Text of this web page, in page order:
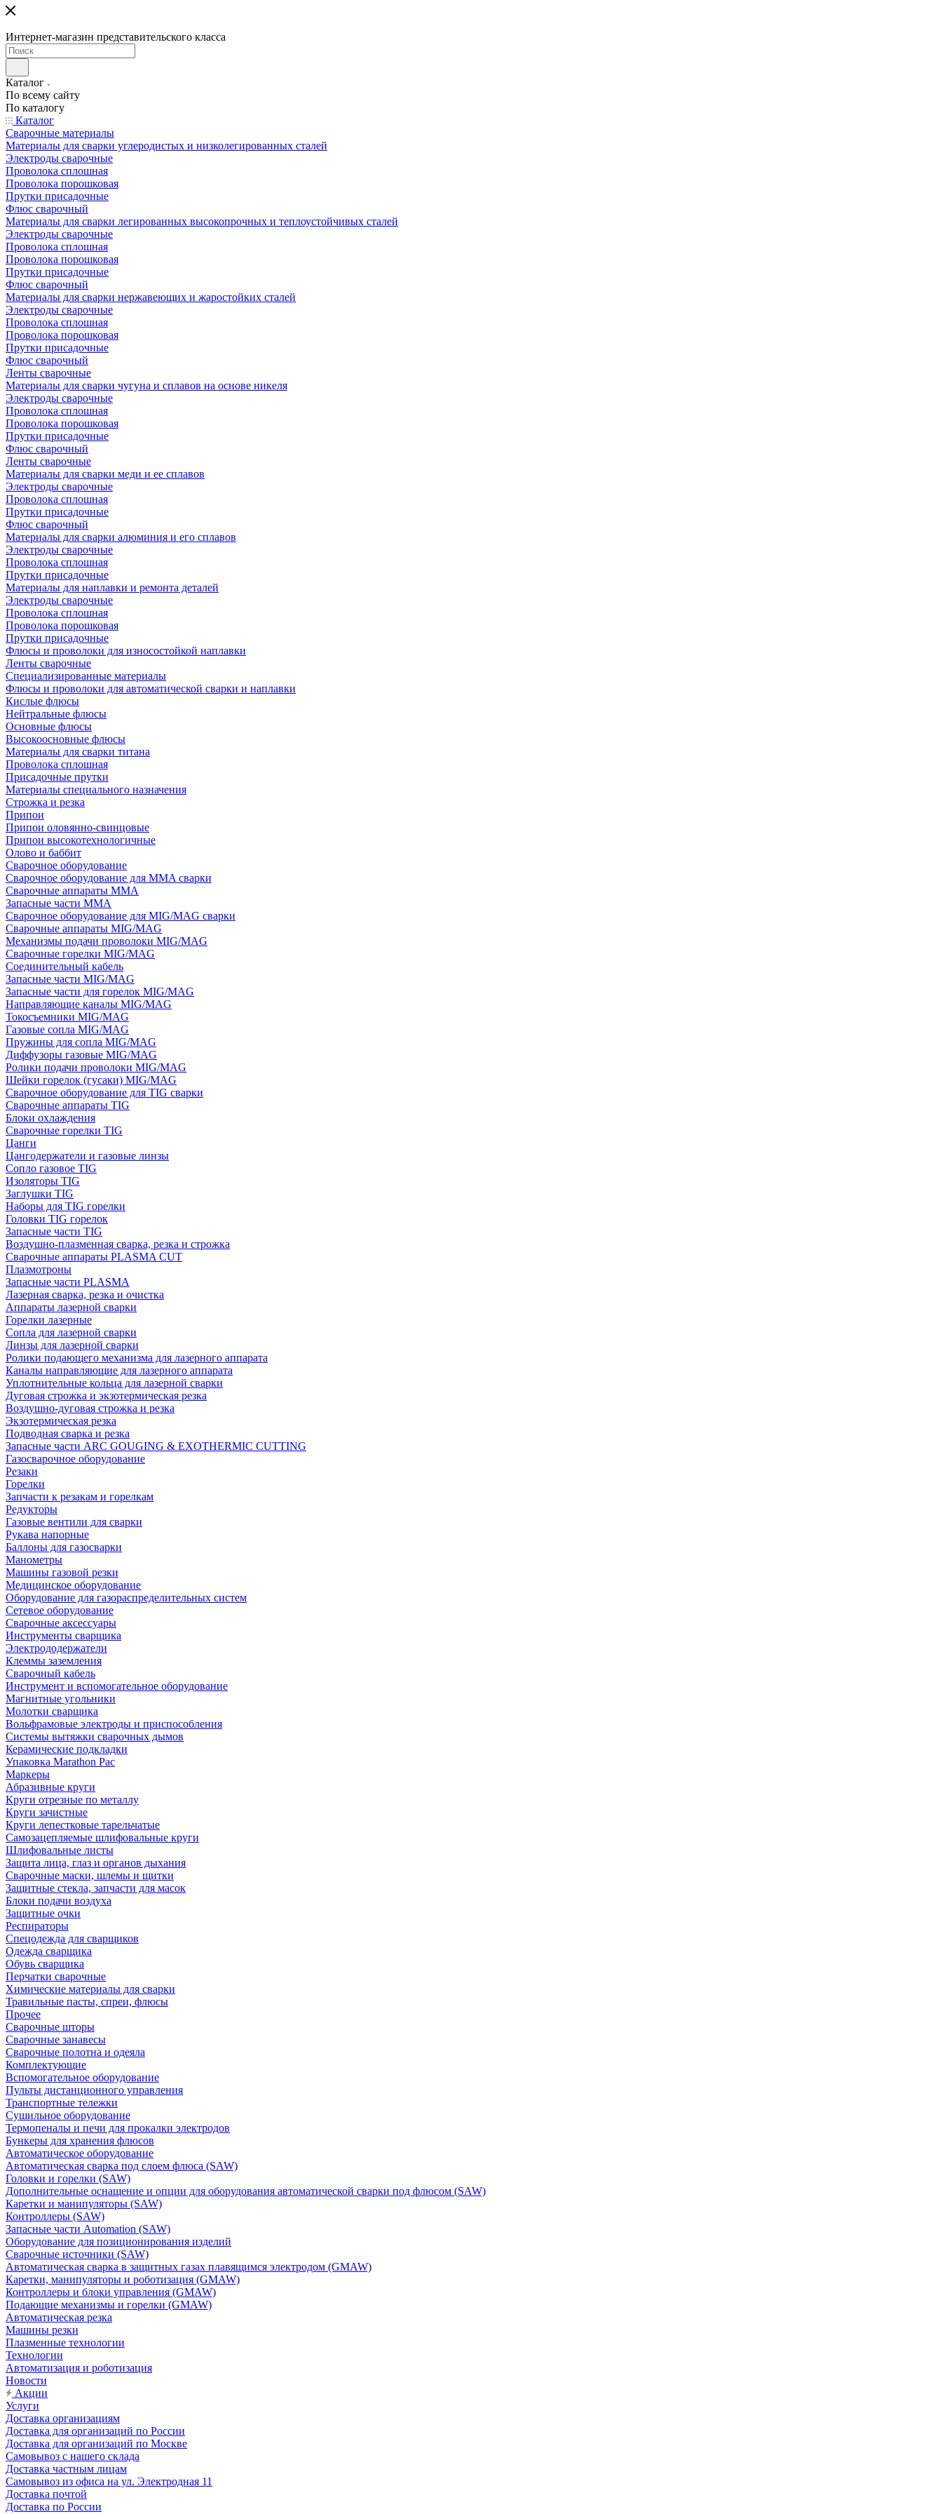
Интернет-магазин представительского класса
Каталог
По всему сайту
По каталогу
Каталог
Сварочные материалы
Материалы для сварки углеродистых и низколегированных сталей
Электроды сварочные
Проволока сплошная
Проволока порошковая
Прутки присадочные
Флюс сварочный
Материалы для сварки легированных высокопрочных и теплоустойчивых сталей
Электроды сварочные
Проволока сплошная
Проволока порошковая
Прутки присадочные
Флюс сварочный
Материалы для сварки нержавеющих и жаростойких сталей
Электроды сварочные
Проволока сплошная
Проволока порошковая
Прутки присадочные
Флюс сварочный
Ленты сварочные
Материалы для сварки чугуна и сплавов на основе никеля
Электроды сварочные
Проволока сплошная
Проволока порошковая
Прутки присадочные
Флюс сварочный
Ленты сварочные
Материалы для сварки меди и ее сплавов
Электроды сварочные
Проволока сплошная
Прутки присадочные
Флюс сварочный
Материалы для сварки алюминия и его сплавов
Электроды сварочные
Проволока сплошная
Прутки присадочные
Материалы для наплавки и ремонта деталей
Электроды сварочные
Проволока сплошная
Проволока порошковая
Прутки присадочные
Флюсы и проволоки для износостойкой наплавки
Ленты сварочные
Специализированные материалы
Флюсы и проволоки для автоматической сварки и наплавки
Кислые флюсы
Нейтральные флюсы
Основные флюсы
Высокоосновные флюсы
Материалы для сварки титана
Проволока сплошная
Присадочные прутки
Материалы специального назначения
Строжка и резка
Припои
Припои оловянно-свинцовые
Припои высокотехнологичные
Олово и баббит
Сварочное оборудование
Сварочное оборудование для MMA сварки
Сварочные аппараты MMA
Запасные части MMA
Сварочное оборудование для MIG/MAG сварки
Сварочные аппараты MIG/MAG
Механизмы подачи проволоки MIG/MAG
Сварочные горелки MIG/MAG
Соединительный кабель
Запасные части MIG/MAG
Запасные части для горелок MIG/MAG
Направляющие каналы MIG/MAG
Токосъемники MIG/MAG
Газовые сопла MIG/MAG
Пружины для сопла MIG/MAG
Диффузоры газовые MIG/MAG
Ролики подачи проволоки MIG/MAG
Шейки горелок (гусаки) MIG/MAG
Сварочное оборудование для TIG сварки
Сварочные аппараты TIG
Блоки охлаждения
Сварочные горелки TIG
Цанги
Цангодержатели и газовые линзы
Сопло газовое TIG
Изоляторы TIG
Заглушки TIG
Наборы для TIG горелки
Головки TIG горелок
Запасные части TIG
Воздушно-плазменная сварка, резка и строжка
Сварочные аппараты PLASMA CUT
Плазмотроны
Запасные части PLASMA
Лазерная сварка, резка и очистка
Аппараты лазерной сварки
Горелки лазерные
Сопла для лазерной сварки
Линзы для лазерной сварки
Ролики подающего механизма для лазерного аппарата
Каналы направляющие для лазерного аппарата
Уплотнительные кольца для лазерной сварки
Дуговая строжка и экзотермическая резка
Воздушно-дуговая строжка и резка
Экзотермическая резка
Подводная сварка и резка
Запасные части ARC GOUGING & EXOTHERMIC CUTTING
Газосварочное оборудование
Резаки
Горелки
Запчасти к резакам и горелкам
Редукторы
Газовые вентили для сварки
Рукава напорные
Баллоны для газосварки
Манометры
Машины газовой резки
Медицинское оборудование
Оборудование для газораспределительных систем
Сетевое оборудование
Сварочные аксессуары
Инструменты сварщика
Электрододержатели
Клеммы заземления
Сварочный кабель
Инструмент и вспомогательное оборудование
Магнитные угольники
Молотки сварщика
Вольфрамовые электроды и приспособления
Системы вытяжки сварочных дымов
Керамические подкладки
Упаковка Marathon Pac
Маркеры
Абразивные круги
Круги отрезные по металлу
Круги зачистные
Круги лепестковые тарельчатые
Самозацепляемые шлифовальные круги
Шлифовальные листы
Защита лица, глаз и органов дыхания
Сварочные маски, шлемы и щитки
Защитные стекла, запчасти для масок
Блоки подачи воздуха
Защитные очки
Респираторы
Спецодежда для сварщиков
Одежда сварщика
Обувь сварщика
Перчатки сварочные
Химические материалы для сварки
Травильные пасты, спреи, флюсы
Прочее
Сварочные шторы
Сварочные занавесы
Сварочные полотна и одеяла
Комплектующие
Вспомогательное оборудование
Пульты дистанционного управления
Транспортные тележки
Сушильное оборудование
Термопеналы и печи для прокалки электродов
Бункеры для хранения флюсов
Автоматическое оборудование
Автоматическая сварка под слоем флюса (SAW)
Головки и горелки (SAW)
Дополнительные оснащение и опции для оборудования автоматической сварки под флюсом (SAW)
Каретки и манипуляторы (SAW)
Контроллеры (SAW)
Запасные части Automation (SAW)
Оборудование для позиционирования изделий
Сварочные источники (SAW)
Автоматическая сварка в защитных газах плавящимся электродом (GMAW)
Каретки, манипуляторы и роботизация (GMAW)
Контроллеры и блоки управления (GMAW)
Подающие механизмы и горелки (GMAW)
Автоматическая резка
Машины резки
Плазменные технологии
Технологии
Автоматизация и роботизация
Новости
Акции
Услуги
Доставка организациям
Доставка для организаций по России
Доставка для организаций по Москве
Самовывоз с нашего склада
Доставка частным лицам
Самовывоз из офиса на ул. Электродная 11
Доставка почтой
Доставка по России